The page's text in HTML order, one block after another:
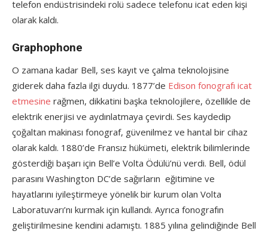
telefon endüstrisindeki rolü sadece telefonu icat eden kişi
olarak kaldı.
Graphophone
O zamana kadar Bell, ses kayıt ve çalma teknolojisine
giderek daha fazla ilgi duydu. 1877’de Edison fonografı icat
etmesine rağmen, dikkatini başka teknolojilere, özellikle de
elektrik enerjisi ve aydınlatmaya çevirdi. Ses kaydedip
çoğaltan makinası fonograf, güvenilmez ve hantal bir cihaz
olarak kaldı. 1880’de Fransız hükümeti, elektrik bilimlerinde
gösterdiği başarı için Bell’e Volta Ödülü’nü verdi. Bell, ödül
parasını Washington DC’de sağırların eğitimine ve
hayatlarını iyileştirmeye yönelik bir kurum olan Volta
Laboratuvarı’nı kurmak için kullandı. Ayrıca fonografın
geliştirilmesine kendini adamıştı. 1885 yılına gelindiğinde Bell